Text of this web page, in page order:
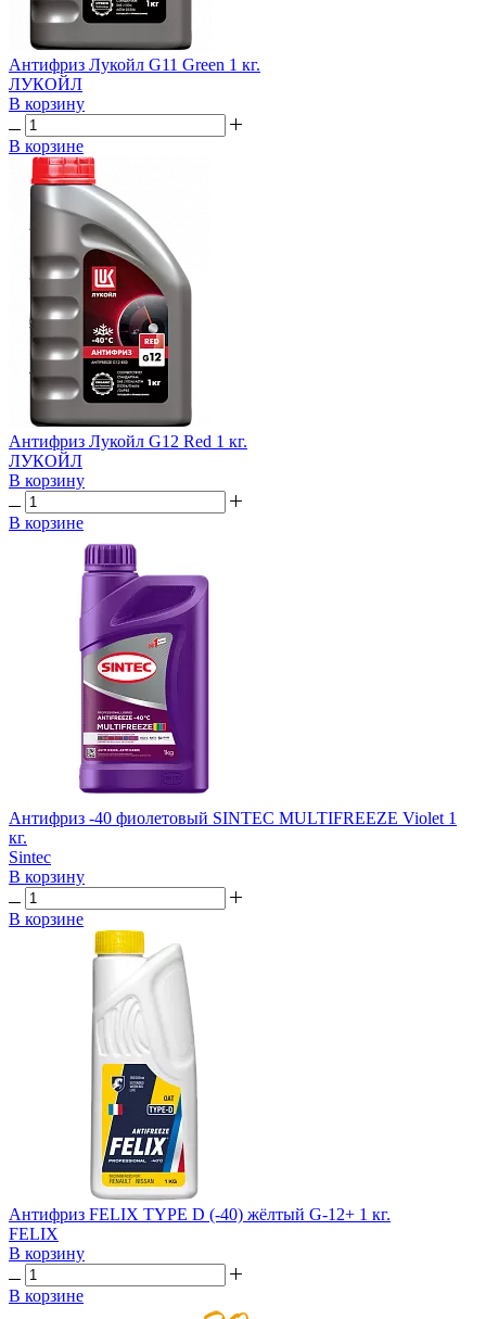
Антифриз Лукойл G11 Green 1 кг.
ЛУКОЙЛ
В корзину
В корзине
Антифриз Лукойл G12 Red 1 кг.
ЛУКОЙЛ
В корзину
В корзине
Антифриз -40 фиолетовый SINTEC MULTIFREEZE Violet 1
кг.
Sintec
В корзину
В корзине
Антифриз FELIX TYPE D (-40) жёлтый G-12+ 1 кг.
FELIX
В корзину
В корзине